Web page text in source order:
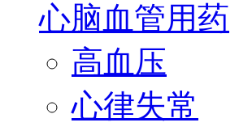
心脑血管用药
高血压
心律失常